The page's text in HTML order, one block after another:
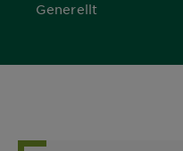
Generellt
5,0 out of 5 stars